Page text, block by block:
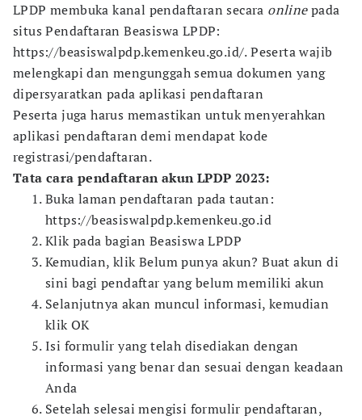
LPDP membuka kanal pendaftaran secara onlinepada
situs Pendaftaran Beasiswa LPDP:
https://beasiswalpdp.kemenkeu.go.id/. Peserta wajib
melengkapi dan mengunggah semua dokumen yang
dipersyaratkan pada aplikasi pendaftaran
Peserta juga harus memastikan untuk menyerahkan
aplikasi pendaftaran demi mendapat kode
registrasi/pendaftaran.
Tata cara pendaftaran akun LPDP 2023:
Buka laman pendaftaran pada tautan:
https://beasiswalpdp.kemenkeu.go.id
Klik pada bagian Beasiswa LPDP
Kemudian, klik Belum punya akun? Buat akun di
sini bagi pendaftar yang belum memiliki akun
Selanjutnya akan muncul informasi, kemudian
klik OK
Isi formulir yang telah disediakan dengan
informasi yang benar dan sesuai dengan keadaan
Anda
Setelah selesai mengisi formulir pendaftaran,